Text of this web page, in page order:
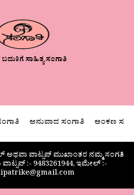
ಸಾಹಿತ್ಯ ಸಂಗಾತಿ
ಅನುವಾದ ಸಂಗಾತಿ ಅಂಕಣ
ಅಥವಾ ವಾಟ್ಸಪ್ ಮುಖಾಂತರ ನಮ್ಮ ಸಂಗತಿ
:- 9483261944, ಇಮೇಲ್ :-